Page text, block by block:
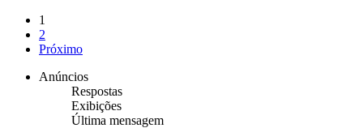
1
2
Próximo
Anúncios
Respostas
Exibições
Última mensagem